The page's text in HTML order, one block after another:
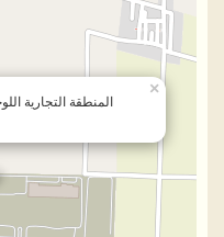
المنطقة التجارية
×